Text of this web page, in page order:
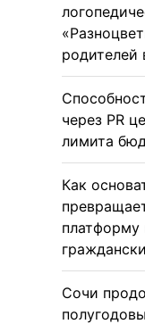
родителей
через PR
лимита
Как
платформу
Сочи